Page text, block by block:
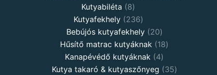
Kutyabiléta 88
products
Kutyafekhely 236236
products
Bebújós kutyafekhely 2020
products
Hűsítő matrac kutyáknak 1818
Kanapévédő kutyáknak 44
products
Kutya takaró & kutyaszőnyeg 3535